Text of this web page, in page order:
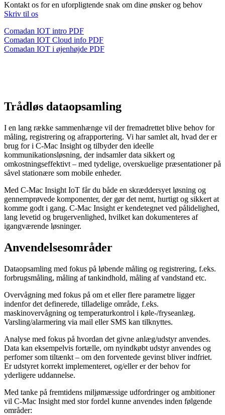
Kontakt os for en uforpligtende snak om dine ønsker og behov
Skriv til os
Comadan IOT intro PDF
Comadan IOT Cloud info PDF
Comadan IOT i øjenhøjde PDF
Trådløs dataopsamling
I en lang række sammenhænge vil der fremadrettet blive behov for
måling, registrering og afrapportering. Vi har samlet alt, hvad der er
brug for i C-Mac Insight og tilbyder den ideelle
kommunikationsløsning, der indsamler data sikkert og
omkostningseffektivt – med tydelige, overskuelige præsentationer på
såvel stationære som mobile enheder.
Med C-Mac Insight IoT får du både en skræddersyet løsning og
gennemprøvede komponenter, der gør det nemt, hurtigt og sikkert at
komme godt i gang. C-Mac Insight er kendetegnet ved pålidelighed,
lang levetid og brugervenlighed, hvilket kan dokumenteres af
igangværende løsninger.
Anvendelsesområder
Dataopsamling med fokus på løbende måling og registrering, f.eks.
forbrugsmåling, måling af tankindhold, måling af vandstand etc.
Overvågning med fokus på om et eller flere parametre ligger
indenfor det definerede, tilladelige område, f.eks.
maskinovervågning og temperaturkontrol i køle-/fryseanlæg.
Varsling/alarmering via mail eller SMS kan tilknyttes.
Analyse med fokus på hvordan det givne anlæg/udstyr anvendes.
Data kan eksempelvis fortælle, om nyindkøbt udstyr anvendes og
perfomer som tiltænkt – om den forventede gevinst bliver indfriet.
Er udstyret korrekt implementeret, og/eller er der behov for
yderligere uddannelse.
Med tanke på fremtidens miljømæssige udfordringer og ambitioner
vil C-Mac Insight med stor fordel kunne anvendes inden følgende
områder: